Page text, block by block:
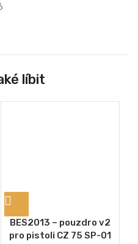
líbit
BES2013 – pouzdro v2
pro pistoli CZ 75 SP-01